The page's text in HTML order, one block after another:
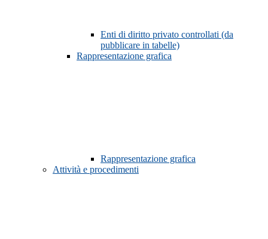
Enti di diritto privato controllati (da
pubblicare in tabelle)
Rappresentazione grafica
Rappresentazione grafica
Attività e procedimenti